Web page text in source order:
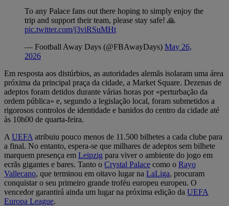
To any Palace fans out there hoping to simply enjoy the
trip and support their team, please stay safe! 🙏
pic.twitter.com/j3viRSuMHt
— Football Away Days (@FBAwayDays) May 26,
2026
Em resposta aos distúrbios, as autoridades alemãs isolaram uma área
próxima da principal praça da cidade, a Market Square. Dezenas de
adeptos foram detidos durante várias horas por «perturbação da
ordem pública» e, segundo a legislação local, foram submetidos a
rigorosos controlos de identidade e banidos do centro da cidade até
às 10h00 de quarta-feira.
A UEFA atribuiu pouco menos de 11.500 bilhetes a cada clube para
a final. No entanto, espera-se que milhares de adeptos sem bilhete
marquem presença em Leipzig para viver o ambiente do jogo em
ecrãs gigantes e bares. Tanto o Crystal Palace como o Rayo
Vallecano, que terminou em oitavo lugar na LaLiga, procuram
conquistar o seu primeiro grande troféu europeu europeu. O
vencedor garantirá ainda um lugar na próxima edição da UEFA
Europa League.